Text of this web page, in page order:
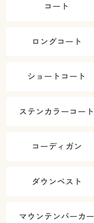
コート
ロングコート
ショートコート
ステンカラーコート
コーディガン
ダウンベスト
マウンテンパーカー